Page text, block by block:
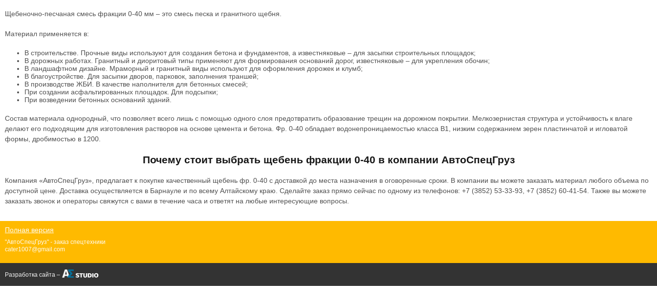
Щебеночно-песчаная смесь фракции 0-40 мм – это смесь песка и гранитного щебня.
Материал применяется в:
В строительстве. Прочные виды используют для создания бетона и фундаментов, а известняковые – для засыпки строительных площадок;
В дорожных работах. Гранитный и диоритовый типы применяют для формирования оснований дорог, известняковые – для укрепления обочин;
В ландшафтном дизайне. Мраморный и гранитный виды используют для оформления дорожек и клумб;
В благоустройстве. Для засыпки дворов, парковок, заполнения траншей;
В производстве ЖБИ. В качестве наполнителя для бетонных смесей;
При создании асфальтированных площадок. Для подсыпки;
При возведении бетонных оснований зданий.
Состав материала однородный, что позволяет всего лишь с помощью одного слоя предотвратить образование трещин на дорожном покрытии. Мелкозернистая структура и устойчивость к влаге
делают его подходящим для изготовления растворов на основе цемента и бетона. Фр. 0-40 обладает водонепроницаемостью класса B1, низким содержанием зерен пластинчатой и игловатой
формы, дробимостью в 1200.
Почему стоит выбрать щебень фракции 0-40 в компании АвтоСпецГруз
Компания «АвтоСпецГруз», предлагает к покупке качественный щебень фр. 0-40 с доставкой до места назначения в оговоренные сроки. В компании вы можете заказать материал любого объема по
доступной цене. Доставка осуществляется в Барнауле и по всему Алтайскому краю. Сделайте заказ прямо сейчас по одному из телефонов: +7 (3852) 53-33-93, +7 (3852) 60-41-54. Также вы можете
заказать звонок и операторы свяжутся с вами в течение часа и ответят на любые интересующие вопросы.
Полная версия
"АвтоСпецГруз" - заказ спецтехники
cater1007@gmail.com
Разработка сайта –